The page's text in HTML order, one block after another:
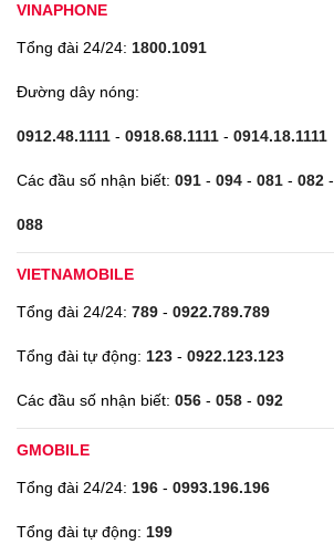
VINAPHONE
Tổng đài 24/24: 1800.1091
Đường dây nóng:
0912.48.1111 - 0918.68.1111 - 0914.18.1111
Các đầu số nhận biết: 091 - 094 - 081 - 082 -
088
VIETNAMOBILE
Tổng đài 24/24: 789 - 0922.789.789
Tổng đài tự động: 123 - 0922.123.123
Các đầu số nhận biết: 056 - 058 - 092
GMOBILE
Tổng đài 24/24: 196 - 0993.196.196
Tổng đài tự động: 199